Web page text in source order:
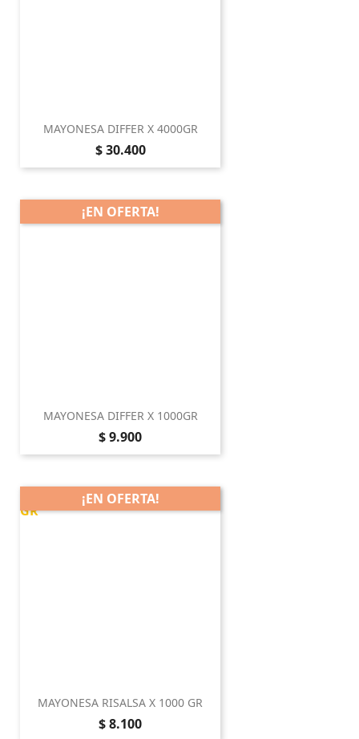
MAYONESA DIFFER X 4000GR
Precio
$ 30.400
MAYONESA DIFFER X 1000GR
Precio
$ 9.900
¡EN OFERTA!
MAYONESA RISALSA X 1000 GR
Precio
$ 8.100
¡EN OFERTA!